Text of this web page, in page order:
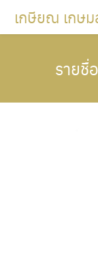
เกษียณ เกษ
รายชื่